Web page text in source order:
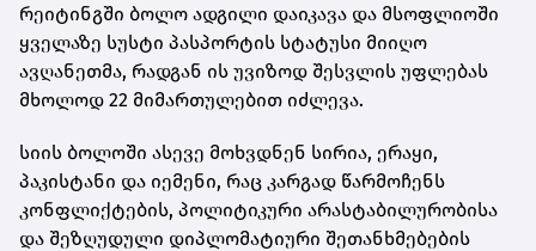
რეიტინგში ბოლო ადგილი დაიკავა და მსოფლიოში
ყველაზე სუსტი პასპორტის სტატუსი მიიღო
ავღანეთმა, რადგან ის უვიზოდ შესვლის უფლებას
მხოლოდ 22 მიმართულებით იძლევა.
სიის ბოლოში ასევე მოხვდნენ სირია, ერაყი,
პაკისტანი და იემენი, რაც კარგად წარმოჩენს
კონფლიქტების, პოლიტიკური არასტაბილურობისა
და შეზღუდული დიპლომატიური შეთანხმებების